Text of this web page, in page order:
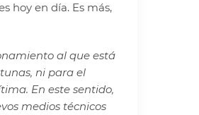
hoy en día. Es más,
al que está
ni para el
En este sentido,
medios técnicos